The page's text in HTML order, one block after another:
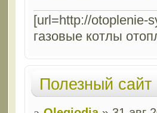
[url=http://otoplenie-
газовые котлы
Полезный сайт